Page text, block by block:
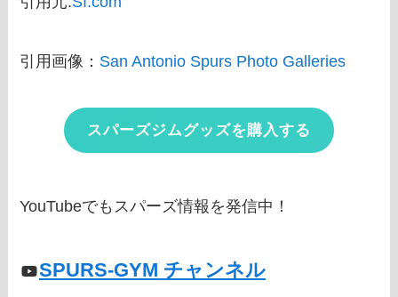
引用画像： San Antonio Spurs Photo Galleries
スパーズジムグッズを購入する
YouTubeでもスパーズ情報を発信中！
SPURS-GYM チャンネル